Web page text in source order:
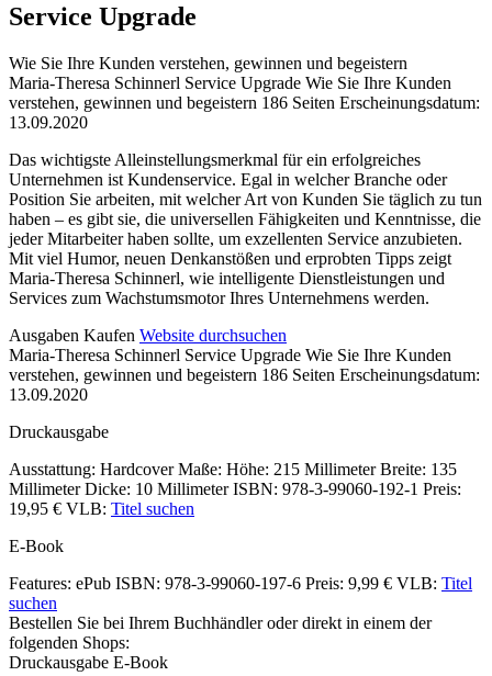
Service Upgrade
Wie Sie Ihre Kunden verstehen, gewinnen und begeistern
Beschreibung
Maria-Theresa Schinnerl Service Upgrade Wie Sie Ihre Kunden
verstehen, gewinnen und begeistern 186 Seiten Erscheinungsdatum:
13.09.2020
Beschreibung
Das wichtigste Alleinstellungsmerkmal für ein erfolgreiches
Unternehmen ist Kundenservice. Egal in welcher Branche oder
Position Sie arbeiten, mit welcher Art von Kunden Sie täglich zu tun
haben – es gibt sie, die universellen Fähigkeiten und Kenntnisse, die
jeder Mitarbeiter haben sollte, um exzellenten Service anzubieten.
Mit viel Humor, neuen Denkanstößen und erprobten Tipps zeigt
Maria-Theresa Schinnerl, wie intelligente Dienstleistungen und
Services zum Wachstumsmotor Ihres Unternehmens werden.
Details
und
Inhalte
Ausgaben Kaufen Website durchsuchen
Maria-Theresa Schinnerl Service Upgrade Wie Sie Ihre Kunden
verstehen, gewinnen und begeistern 186 Seiten Erscheinungsdatum:
13.09.2020
Druckausgabe
Ausstattung: Hardcover Maße: Höhe: 215 Millimeter Breite: 135
Millimeter Dicke: 10 Millimeter ISBN: 978-3-99060-192-1 Preis:
19,95 € VLB: Titel suchen
E-Book
Features: ePub ISBN: 978-3-99060-197-6 Preis: 9,99 € VLB: Titel
suchen
Bestellen Sie bei Ihrem Buchhändler oder direkt in einem der
folgenden Shops:
Druckausgabe E-Book